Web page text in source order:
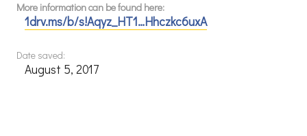
More information can be found here:
1drv.ms/b/s!Aqyz_HT1…Hhczkc6uxA
Date saved:
August 5, 2017